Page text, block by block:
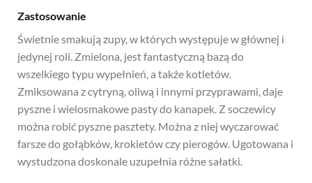
Zastosowanie
Świetnie smakują zupy, w których występuje w głównej i
jedynej roli. Zmielona, jest fantastyczną bazą do
wszelkiego typu wypełnień, a także kotletów.
Zmiksowana z cytryną, oliwą i innymi przyprawami, daje
pyszne i wielosmakowe pasty do kanapek. Z soczewicy
można robić pyszne pasztety. Można z niej wyczarować
farsze do gołąbków, krokietów czy pierogów. Ugotowana i
wystudzona doskonale uzupełnia różne sałatki.